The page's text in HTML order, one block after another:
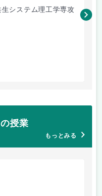
システム理工学専攻
神
授業
もっとみる